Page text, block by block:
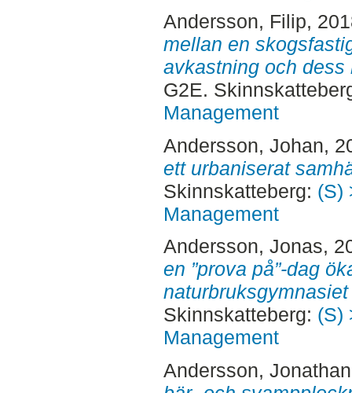
Andersson, Filip,
mellan en
avkastning och dess
G2E.
Management
Andersson, Johan,
ett urbaniserat
Skinnskatteberg: (S)
Management
Andersson, Jonas,
en ”prova på”-dag
Skinnskatteberg: (S)
Management
Andersson, Jonathan